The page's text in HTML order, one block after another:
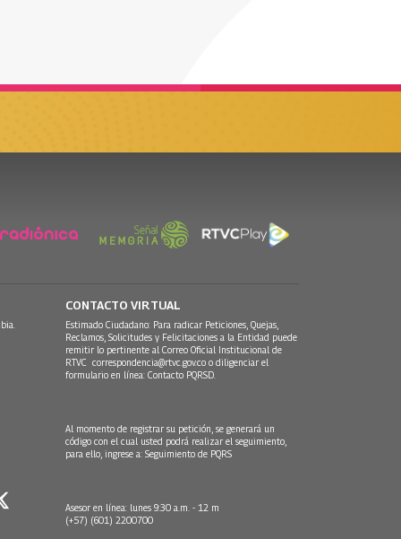
CONTACTO VIRTUAL
Estimado Ciudadano: Para radicar Peticiones, Quejas,
Reclamos, Solicitudes y Felicitaciones a la Entidad puede
remitir lo pertinente al Correo Oficial Institucional de
RTVC correspondencia@rtvc.gov.co o diligenciar el
formulario en línea: Contacto PQRSD.
Al momento de registrar su petición, se generará un
código con el cual usted podrá realizar el seguimiento,
para ello, ingrese a: Seguimiento de PQRS
Asesor en línea: lunes 9:30 a.m. - 12 m
(+57) (601) 2200700